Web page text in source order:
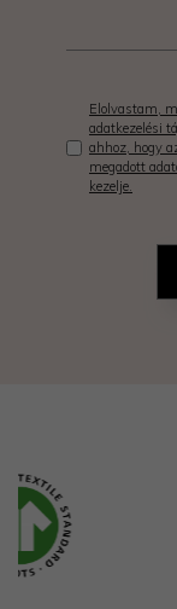
Elolvastam,
adatkezelési
ahhoz, hogy
megadott
kezelje.